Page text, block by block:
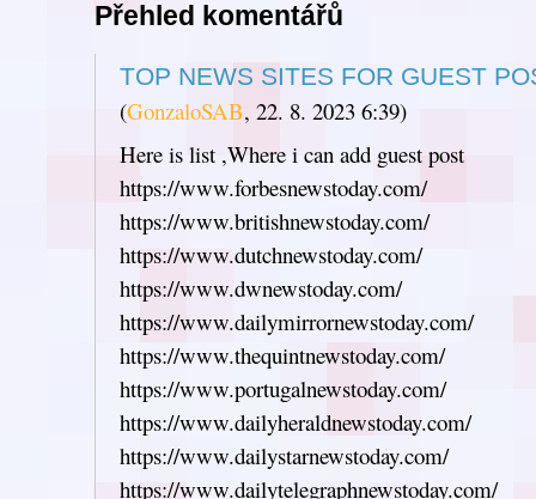
Přehled komentářů
TOP NEWS SITES FOR GUEST
(GonzaloSAB, 22. 8. 2023 6:39)
Here is list ,Where i can add guest post
https://www.forbesnewstoday.com/
https://www.britishnewstoday.com/
https://www.dutchnewstoday.com/
https://www.dwnewstoday.com/
https://www.dailymirrornewstoday.com/
https://www.thequintnewstoday.com/
https://www.portugalnewstoday.com/
https://www.dailyheraldnewstoday.com/
https://www.dailystarnewstoday.com/
https://www.dailytelegraphnewstoday.com/